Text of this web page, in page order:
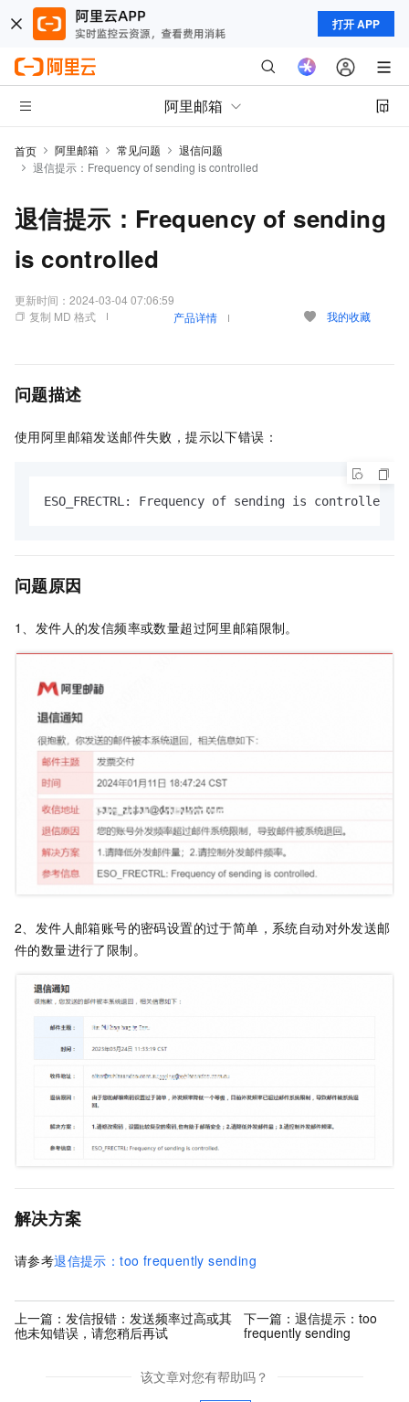
打开 APP
阿里邮箱
首页 阿里邮箱 常见问题
退信问题
退信提示：Frequency of sending is controlled
退信提示：Frequency of sending
is controlled
更新时间： 2024-03-04 07:06:59
复制 MD 格式
产品详情 我的收藏
问题描述
使用阿里邮箱发送邮件失败，提示以下错误：
ESO_FRECTRL: Frequency of sending is controlled
问题原因
1、发件人的发信频率或数量超过阿里邮箱限制。
2、发件人邮箱账号的密码设置的过于简单，系统自动对外发送邮
件的数量进行了限制。
解决方案
请参考退信提示：too frequently sending
上一篇： 发信报错：发送频率过高或其
他未知错误，请您稍后再试
下一篇： 退信提示：too
frequently sending
该文章对您有帮助吗？